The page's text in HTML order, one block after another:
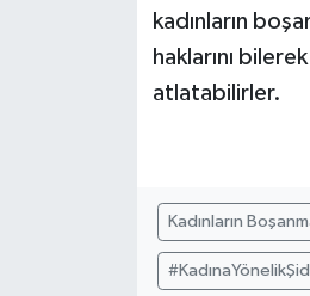
kadınların
haklarını
atlatabilirler.
Kadınların